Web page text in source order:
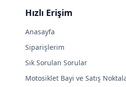
Hızlı Erişim
Anasayfa
Siparişlerim
Sık Sorulan Sorular
Motosiklet Bayi ve Satış